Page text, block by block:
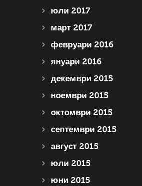
юли 2017
март 2017
февруари 2016
януари 2016
декември 2015
ноември 2015
октомври 2015
септември 2015
август 2015
юли 2015
юни 2015